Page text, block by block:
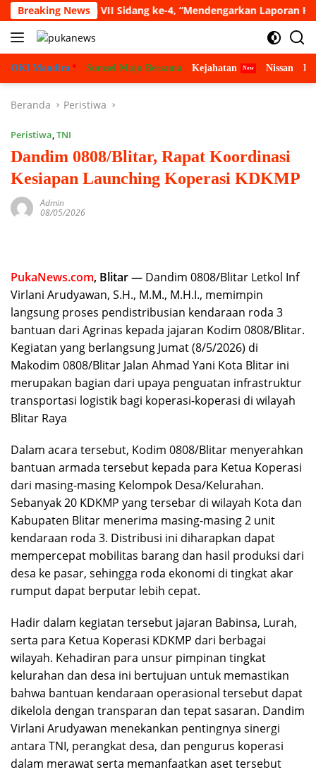
Langsung
ke
konten
Breaking News
Paripurna VII Sidang ke-4, “Mendengarkan Laporan Hasil
OKI Mandira Sumsel Maju Bersama Kejahatan Nissan
Beranda Peristiwa
Peristiwa,TNI
Dandim 0808/Blitar, Rapat Koordinasi
Kesiapan Launching Koperasi KDKMP
Admin
08/05/2026
PukaNews.com, Blitar — Dandim 0808/Blitar Letkol Inf
Virlani Arudyawan, S.H., M.M., M.H.I., memimpin
langsung proses pendistribusian kendaraan roda 3
bantuan dari Agrinas kepada jajaran Kodim 0808/Blitar.
Kegiatan yang berlangsung Jumat (8/5/2026) di
Makodim 0808/Blitar Jalan Ahmad Yani Kota Blitar ini
merupakan bagian dari upaya penguatan infrastruktur
transportasi logistik bagi koperasi-koperasi di wilayah
Blitar Raya
Dalam acara tersebut, Kodim 0808/Blitar menyerahkan
bantuan armada tersebut kepada para Ketua Koperasi
dari masing-masing Kelompok Desa/Kelurahan.
Sebanyak 20 KDKMP yang tersebar di wilayah Kota dan
Kabupaten Blitar menerima masing-masing 2 unit
kendaraan roda 3. Distribusi ini diharapkan dapat
mempercepat mobilitas barang dan hasil produksi dari
desa ke pasar, sehingga roda ekonomi di tingkat akar
rumput dapat berputar lebih cepat.
Hadir dalam kegiatan tersebut jajaran Babinsa, Lurah,
serta para Ketua Koperasi KDKMP dari berbagai
wilayah. Kehadiran para unsur pimpinan tingkat
kelurahan dan desa ini bertujuan untuk memastikan
bahwa bantuan kendaraan operasional tersebut dapat
dikelola dengan transparan dan tepat sasaran. Dandim
Virlani Arudyawan menekankan pentingnya sinergi
antara TNI, perangkat desa, dan pengurus koperasi
dalam merawat serta memanfaatkan aset tersebut